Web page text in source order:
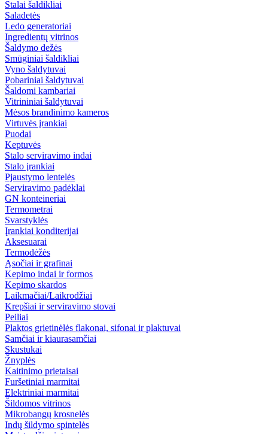
Stalai šaldikliai
Saladetės
Ledo generatoriai
Ingredientų vitrinos
Šaldymo dežės
Smūginiai šaldikliai
Vyno šaldytuvai
Pobariniai šaldytuvai
Šaldomi kambariai
Vitrininiai šaldytuvai
Mėsos brandinimo kameros
Virtuvės įrankiai
Puodai
Keptuvės
Stalo serviravimo indai
Stalo įrankiai
Pjaustymo lentelės
Serviravimo padėklai
GN konteineriai
Termometrai
Svarstyklės
Įrankiai konditerijai
Aksesuarai
Termodėžės
Ąsočiai ir grafinai
Kepimo indai ir formos
Kepimo skardos
Laikmačiai/Laikrodžiai
Krepšiai ir serviravimo stovai
Peiliai
Plaktos grietinėlės flakonai, sifonai ir plaktuvai
Samčiai ir kiaurasamčiai
Skustukai
Žnyplės
Kaitinimo prietaisai
Furšetiniai marmitai
Elektriniai marmitai
Šildomos vitrinos
Mikrobangų krosnelės
Indų šildymo spintelės